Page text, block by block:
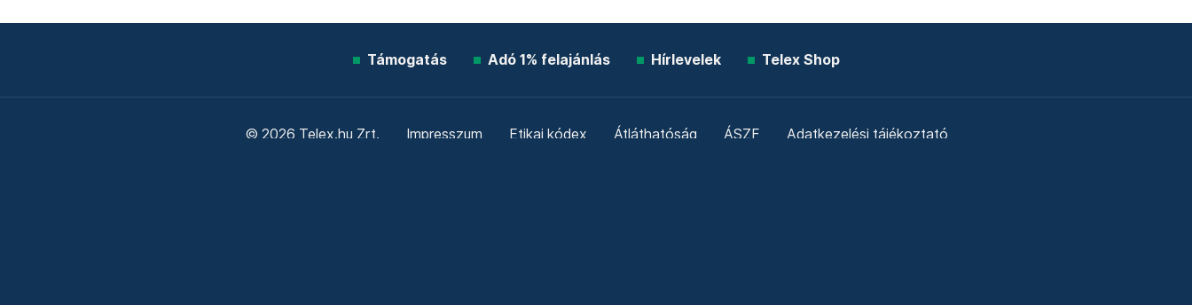
Támogatás Adó 1% felajánlás Hírlevelek Telex Shop
© 2026 Telex.hu Zrt. Impresszum Etikai kódex Átláthatóság ÁSZF Adatkezelési tájékoztató